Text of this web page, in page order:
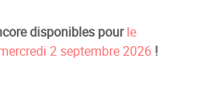
disponibles pourle
2 septembre 2026 !